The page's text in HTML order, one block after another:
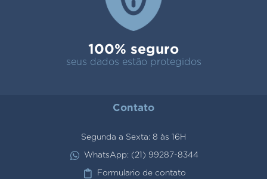
100% seguro
seus dados estão protegidos
Contato
Segunda a Sexta: 8 às 16H
WhatsApp: (21) 99287-8344
Formulario de contato